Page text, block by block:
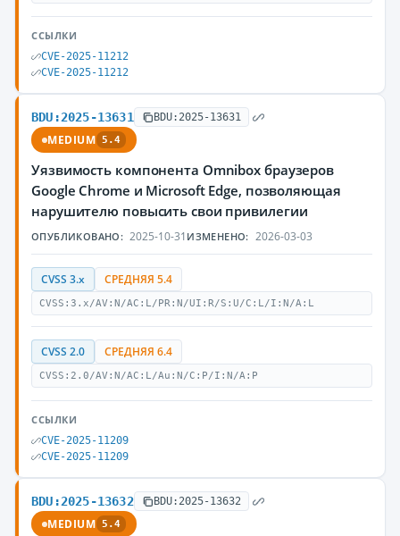
ССЫЛКИ
CVE-2025-11212
CVE-2025-11212
BDU:2025-13631 BDU:2025-13631
MEDIUM 5.4
Уязвимость компонента Omnibox браузеров
Google Chrome и Microsoft Edge, позволяющая
нарушителю повысить свои привилегии
ОПУБЛИКОВАНО: 2025-10-31 ИЗМЕНЕНО: 2026-03-03
CVSS 3.x СРЕДНЯЯ 5.4
CVSS:3.x/AV:N/AC:L/PR:N/UI:R/S:U/C:L/I:N/A:L
CVSS 2.0 СРЕДНЯЯ 6.4
CVSS:2.0/AV:N/AC:L/Au:N/C:P/I:N/A:P
ССЫЛКИ
CVE-2025-11209
CVE-2025-11209
BDU:2025-13632 BDU:2025-13632
MEDIUM 5.4